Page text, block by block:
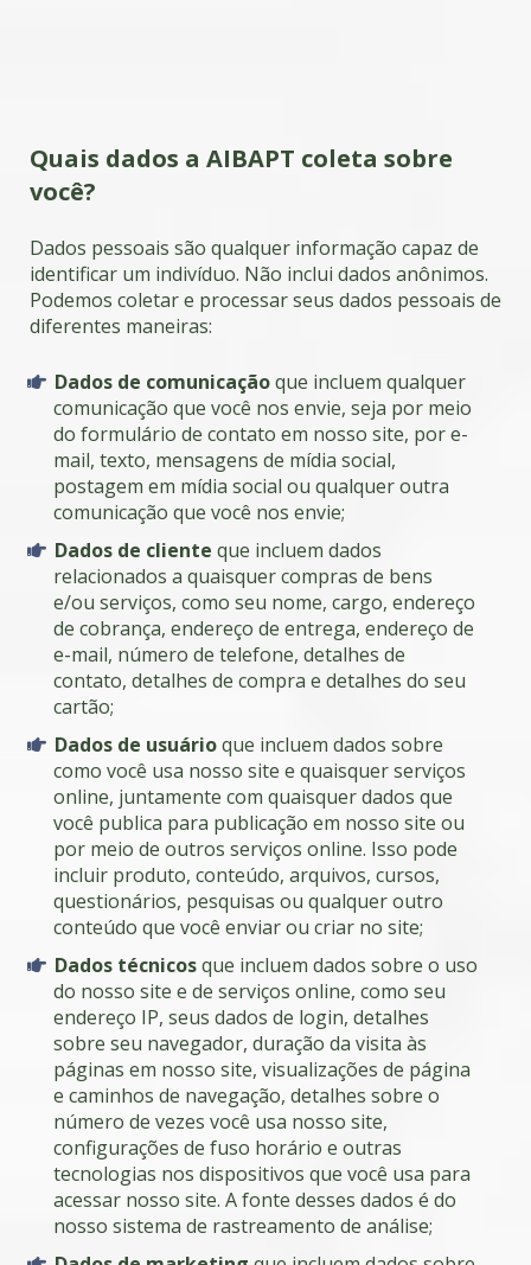
Quais dados a AIBAPT coleta sobre
você?
Dados pessoais são qualquer informação capaz de
identificar um indivíduo. Não inclui dados anônimos.
Podemos coletar e processar seus dados pessoais de
diferentes maneiras:
Dados de comunicaçãoque incluem qualquer
comunicação que você nos envie, seja por meio
do formulário de contato em nosso site, por e-
mail, texto, mensagens de mídia social,
postagem em mídia social ou qualquer outra
comunicação que você nos envie;
Dados de cliente que incluem dados
relacionados a quaisquer compras de bens
e/ou serviços, como seu nome, cargo, endereço
de cobrança, endereço de entrega, endereço de
e-mail, número de telefone, detalhes de
contato, detalhes de compra e detalhes do seu
cartão;
Dados de usuárioque incluem dados sobre
como você usa nosso site e quaisquer serviços
online, juntamente com quaisquer dados que
você publica para publicação em nosso site ou
por meio de outros serviços online. Isso pode
incluir produto, conteúdo, arquivos, cursos,
questionários, pesquisas ou qualquer outro
conteúdo que você enviar ou criar no site;
Dados técnicosque incluem dados sobre o uso
do nosso site e de serviços online, como seu
endereço IP, seus dados de login, detalhes
sobre seu navegador, duração da visita às
páginas em nosso site, visualizações de página
e caminhos de navegação, detalhes sobre o
número de vezes você usa nosso site,
configurações de fuso horário e outras
tecnologias nos dispositivos que você usa para
acessar nosso site. A fonte desses dados é do
nosso sistema de rastreamento de análise;